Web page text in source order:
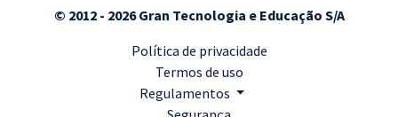
© 2012 - 2026 Gran Tecnologia e Educação S/A
Política de privacidade
Termos de uso
Regulamentos